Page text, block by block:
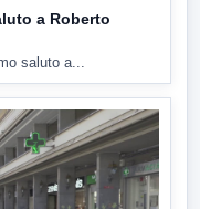
a Roberto
saluto a...